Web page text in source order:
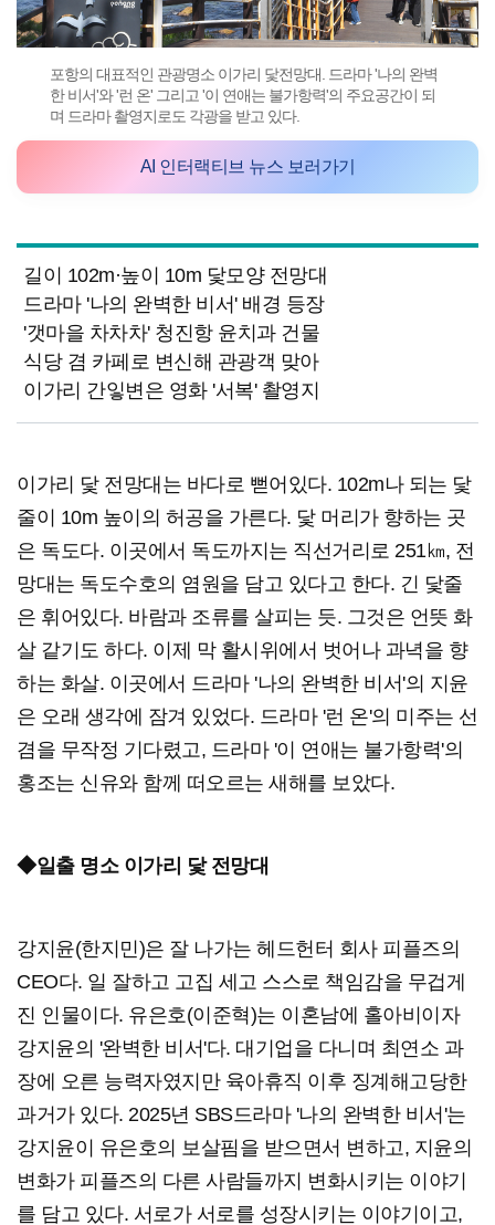
포항의 대표적인 관광명소 이가리 닻전망대. 드라마 '나의 완벽
한 비서'와 '런 온' 그리고 '이 연애는 불가항력'의 주요공간이 되
며 드라마 촬영지로도 각광을 받고 있다.
AI 인터랙티브 뉴스 보러가기
길이 102m·높이 10m 닻모양 전망대
드라마 '나의 완벽한 비서' 배경 등장
'갯마을 차차차' 청진항 윤치과 건물
식당 겸 카페로 변신해 관광객 맞아
이가리 간잏변은 영화 '서복' 촬영지
이가리 닻 전망대는 바다로 뻗어있다. 102m나 되는 닻
줄이 10m 높이의 허공을 가른다. 닻 머리가 향하는 곳
은 독도다. 이곳에서 독도까지는 직선거리로 251㎞, 전
망대는 독도수호의 염원을 담고 있다고 한다. 긴 닻줄
은 휘어있다. 바람과 조류를 살피는 듯. 그것은 언뜻 화
살 같기도 하다. 이제 막 활시위에서 벗어나 과녁을 향
하는 화살. 이곳에서 드라마 '나의 완벽한 비서'의 지윤
은 오래 생각에 잠겨 있었다. 드라마 '런 온'의 미주는 선
겸을 무작정 기다렸고, 드라마 '이 연애는 불가항력'의
홍조는 신유와 함께 떠오르는 새해를 보았다.
◆일출 명소 이가리 닻 전망대
강지윤(한지민)은 잘 나가는 헤드헌터 회사 피플즈의
CEO다. 일 잘하고 고집 세고 스스로 책임감을 무겁게
진 인물이다. 유은호(이준혁)는 이혼남에 홀아비이자
강지윤의 '완벽한 비서'다. 대기업을 다니며 최연소 과
장에 오른 능력자였지만 육아휴직 이후 징계해고당한
과거가 있다. 2025년 SBS드라마 '나의 완벽한 비서'는
강지윤이 유은호의 보살핌을 받으면서 변하고, 지윤의
변화가 피플즈의 다른 사람들까지 변화시키는 이야기
를 담고 있다. 서로가 서로를 성장시키는 이야기이고,